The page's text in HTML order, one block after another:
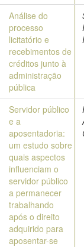
Análise do
processo
licitatório e
recebimentos de
créditos junto à
administração
pública
Servidor público
e a
aposentadoria:
um estudo sobre
quais aspectos
influenciam o
servidor público
a permanecer
trabalhando
após o direito
adquirido para
aposentar-se